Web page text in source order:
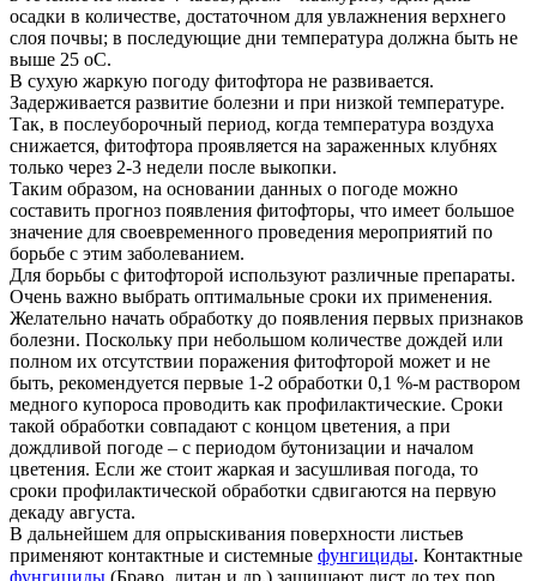
осадки в количестве, достаточном для увлажнения верхнего
слоя почвы; в последующие дни температура должна быть не
выше 25 оС.
В сухую жаркую погоду фитофтора не развивается.
Задерживается развитие болезни и при низкой температуре.
Так, в послеуборочный период, когда температура воздуха
снижается, фитофтора проявляется на зараженных клубнях
только через 2-3 недели после выкопки.
Таким образом, на основании данных о погоде можно
составить прогноз появления фитофторы, что имеет большое
значение для своевременного проведения мероприятий по
борьбе с этим заболеванием.
Для борьбы с фитофторой используют различные препараты.
Очень важно выбрать оптимальные сроки их применения.
Желательно начать обработку до появления первых признаков
болезни. Поскольку при небольшом количестве дождей или
полном их отсутствии поражения фитофторой может и не
быть, рекомендуется первые 1-2 обработки 0,1 %-м раствором
медного купороса проводить как профилактические. Сроки
такой обработки совпадают с концом цветения, а при
дождливой погоде – с периодом бутонизации и началом
цветения. Если же стоит жаркая и засушливая погода, то
сроки профилактической обработки сдвигаются на первую
декаду августа.
В дальнейшем для опрыскивания поверхности листьев
применяют контактные и системные фунгициды. Контактные